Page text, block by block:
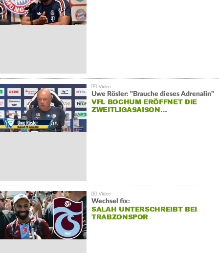
Uwe Rösler: "Brauche dieses Adrenalin"
VFL BOCHUM ERÖFFNET DIE
ZWEITLIGASAISON…
Wechsel fix:
SALAH UNTERSCHREIBT BEI
TRABZONSPOR